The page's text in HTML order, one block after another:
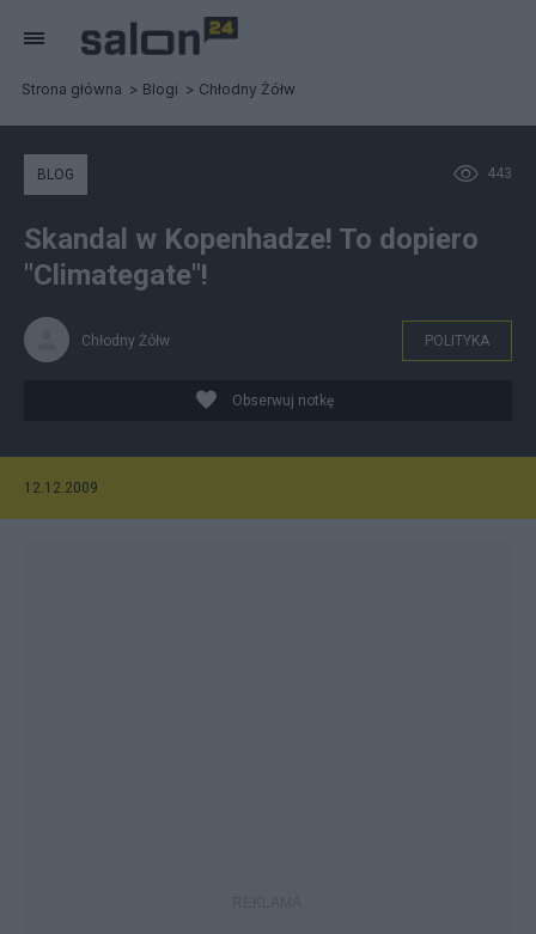
Strona główna Blogi Chłodny Żółw
443
BLOG
Skandal w Kopenhadze! To dopiero
"Climategate"!
Chłodny Żółw POLITYKA
Obserwuj notkę
12.12.2009